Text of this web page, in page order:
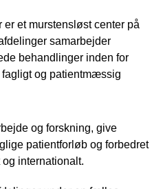
et murstensløst center på
samarbejder
behandlinger inden for
og patientmæssig
og forskning, give
patientforløb og forbedret
internationalt.